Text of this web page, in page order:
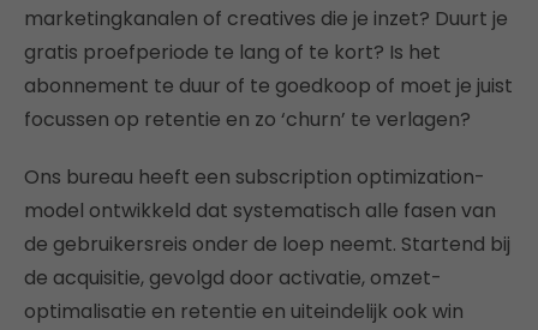
marketingkanalen of creatives die je inzet? Duurt je
gratis proefperiode te lang of te kort? Is het
abonnement te duur of te goedkoop of moet je juist
focussen op retentie en zo ‘churn’ te verlagen?
Ons bureau heeft een subscription optimization-
model ontwikkeld dat systematisch alle fasen van
de gebruikersreis onder de loep neemt. Startend bij
de acquisitie, gevolgd door activatie, omzet-
optimalisatie en retentie en uiteindelijk ook win